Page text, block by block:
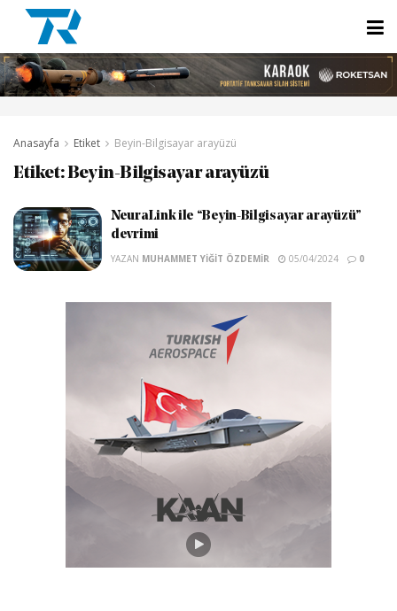
Anasayfa Etiket Beyin-Bilgisayar arayüzü
Etiket:Beyin-Bilgisayar arayüzü
NeuraLink ile “Beyin-Bilgisayar arayüzü”
devrimi
YAZAN MUHAMMET YIĞIT ÖZDEMIR 05/04/2024 0